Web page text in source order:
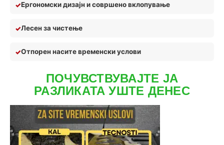
Ергономски дизајн и совршено вклопување
Лесен за чистење
Отпорен насите временски услови
ПОЧУВСТВУВАЈТЕ ЈА
РАЗЛИКАТА УШТЕ ДЕНЕС